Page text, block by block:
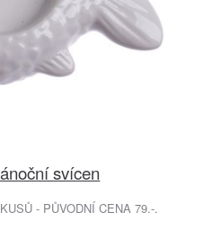
svícen
- PŮVODNÍ CENA 79.-.